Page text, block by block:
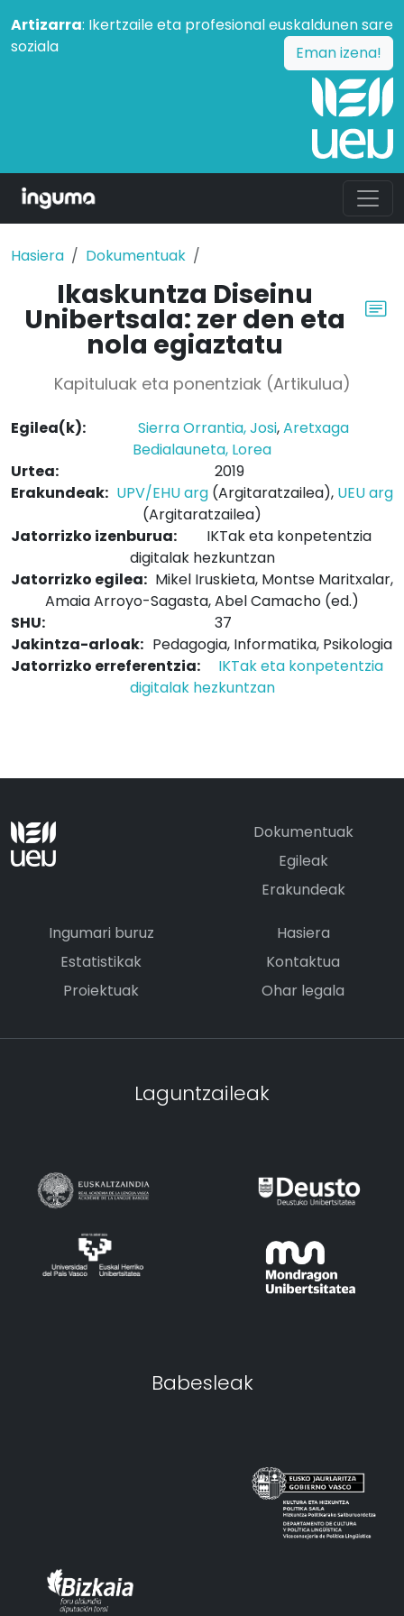
Artizarra: Ikertzaile eta profesional euskaldunen sare
soziala
Eman izena!
Hasiera Dokumentuak
Ikaskuntza Diseinu
Unibertsala: zer den eta
nola egiaztatu
Kapituluak eta ponentziak (Artikulua)
Egilea(k): Sierra Orrantia, Josi,Aretxaga
Bedialauneta, Lorea
Urtea:
2019
Erakundeak: UPV/EHU arg(Argitaratzailea), UEU arg
(Argitaratzailea)
Jatorrizko izenburua:
IKTak eta konpetentzia
digitalak hezkuntzan
Jatorrizko egilea: Mikel Iruskieta, Montse Maritxalar,
Amaia Arroyo-Sagasta, Abel Camacho (ed.)
SHU:
37
Jakintza-arloak: Pedagogia, Informatika, Psikologia
Jatorrizko erreferentzia:
IKTak eta konpetentzia
digitalak hezkuntzan
Dokumentuak
Egileak
Erakundeak
Ingumari buruz
Estatistikak
Proiektuak
Hasiera
Kontaktua
Ohar legala
Laguntzaileak
Babesleak